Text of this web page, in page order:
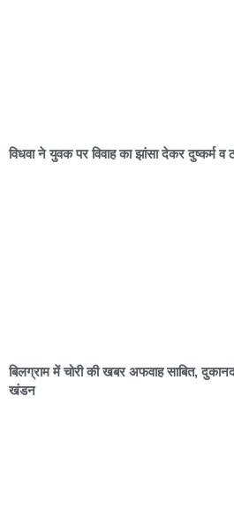
विधवा ने युवक पर विवाह का झांसा देकर दुष्कर्म व
बिलग्राम में चोरी की खबर अफवाह साबित,
खंडन